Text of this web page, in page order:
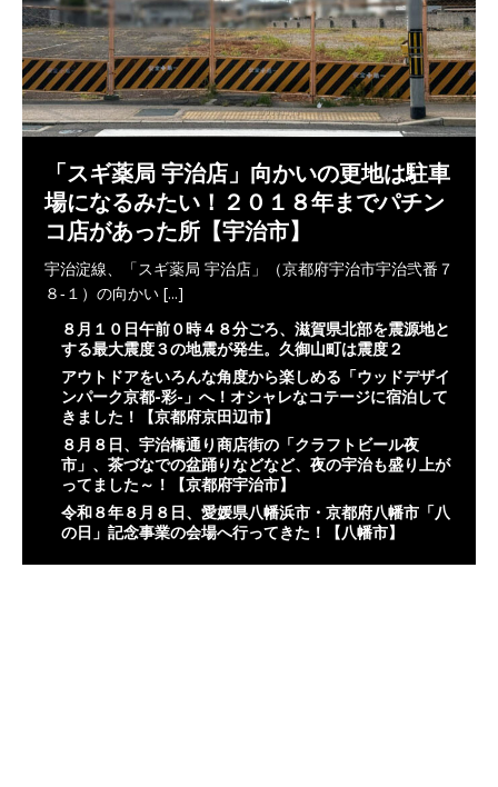
「スギ薬局 宇治店」向かいの更地は駐車
場になるみたい！２０１８年までパチン
コ店があった所【宇治市】
宇治淀線、「スギ薬局 宇治店」（京都府宇治市宇治弐番７
８‐１）の向かい [...]
８月１０日午前０時４８分ごろ、滋賀県北部を震源地と
する最大震度３の地震が発生。久御山町は震度２
アウトドアをいろんな角度から楽しめる「ウッドデザイ
ンパーク京都-彩-」へ！オシャレなコテージに宿泊して
きました！【京都府京田辺市】
８月８日、宇治橋通り商店街の「クラフトビール夜
市」、茶づなでの盆踊りなどなど、夜の宇治も盛り上が
ってました～！【京都府宇治市】
令和８年８月８日、愛媛県八幡浜市・京都府八幡市「八
の日」記念事業の会場へ行ってきた！【八幡市】